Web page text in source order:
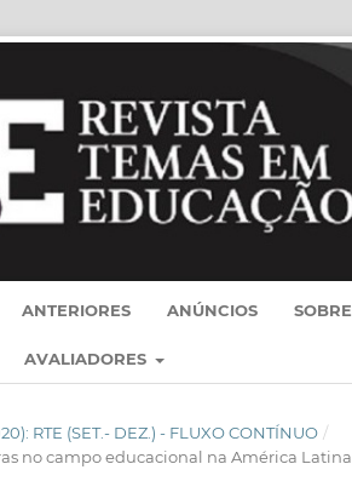
ANTERIORES ANÚNCIOS SOBRE
AVALIADORES
RTE (SET.- DEZ.) - FLUXO CONTÍNUO /
no campo educacional na América Latina